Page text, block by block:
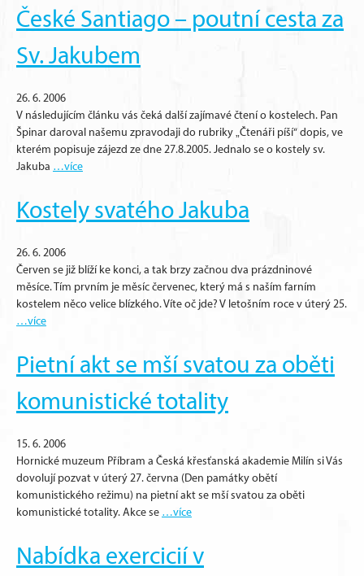
České Santiago – poutní cesta za
Sv. Jakubem
26. 6. 2006
V následujícím článku vás čeká další zajímavé čtení o kostelech. Pan
Špinar daroval našemu zpravodaji do rubriky „Čtenáři píší“ dopis, ve
kterém popisuje zájezd ze dne 27.8.2005. Jednalo se o kostely sv.
Jakuba …více
Kostely svatého Jakuba
26. 6. 2006
Červen se již blíží ke konci, a tak brzy začnou dva prázdninové
měsíce. Tím prvním je měsíc červenec, který má s naším farním
kostelem něco velice blízkého. Víte oč jde? V letošním roce v úterý 25.
…více
Pietní akt se mší svatou za oběti
komunistické totality
15. 6. 2006
Hornické muzeum Příbram a Česká křesťanská akademie Milín si Vás
dovolují pozvat v úterý 27. června (Den památky obětí
komunistického režimu) na pietní akt se mší svatou za oběti
komunistické totality. Akce se …více
Nabídka exercicií v